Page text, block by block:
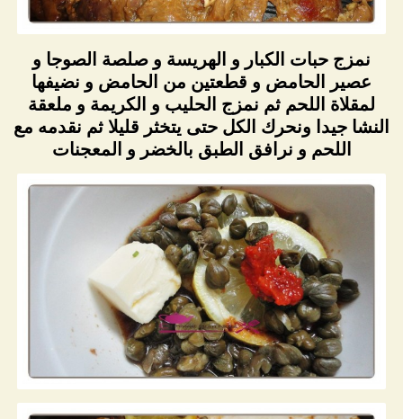
نمزج حبات الكبار و الهريسة و صلصة الصوجا و
عصير الحامض و قطعتين من الحامض و نضيفها
لمقلاة اللحم ثم نمزج الحليب و الكريمة و ملعقة
النشا جيدا ونحرك الكل حتى يتخثر قليلا ثم نقدمه مع
اللحم و نرافق الطبق بالخضر و المعجنات